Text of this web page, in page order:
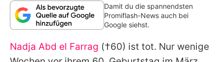
Promiflash Exklusiv
Alle Themen auf Promiflash
Damit du die spannendsten
Promiflash-News auch bei
Google siehst.
Nadja Abd el Farrag (†60) ist tot. Nur wenige